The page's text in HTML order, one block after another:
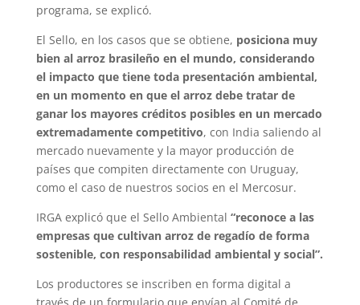
programa, se explicó.
El Sello, en los casos que se obtiene, posiciona muy
bien al arroz brasileño en el mundo, considerando
el impacto que tiene toda presentación ambiental,
en un momento en que el arroz debe tratar de
ganar los mayores créditos posibles en un mercado
extremadamente competitivo, con India saliendo al
mercado nuevamente y la mayor producción de
países que compiten directamente con Uruguay,
como el caso de nuestros socios en el Mercosur.
IRGA explicó que el Sello Ambiental “reconoce a las
empresas que cultivan arroz de regadío de forma
sostenible, con responsabilidad ambiental y social”.
Los productores se inscriben en forma digital a
través de un formulario que envían al Comité de